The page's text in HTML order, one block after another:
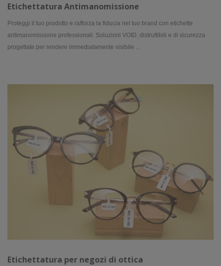
Etichettatura Antimanomissione
Proteggi il tuo prodotto e rafforza la fiducia nel tuo brand con etichette
antimanomissione professionali. Soluzioni VOID, distruttibili e di sicurezza
progettate per rendere immediatamente visibile ...
Etichettatura per negozi di ottica